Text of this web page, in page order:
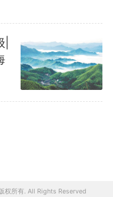
权所有. All Rights Reserved